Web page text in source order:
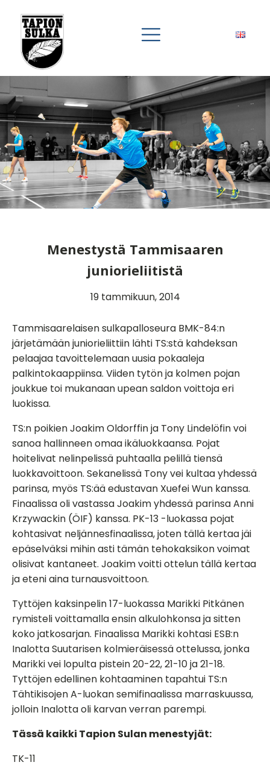
Menestystä Tammisaaren
juniorieliitistä
19 tammikuun, 2014
Tammisaarelaisen sulkapalloseura BMK-84:n
järjetämään juniorieliittiin lähti TS:stä kahdeksan
pelaajaa tavoittelemaan uusia pokaaleja
palkintokaappiinsa. Viiden tytön ja kolmen pojan
joukkue toi mukanaan upean saldon voittoja eri
luokissa.
TS:n poikien Joakim Oldorffin ja Tony Lindelöfin voi
sanoa hallinneen omaa ikäluokkaansa. Pojat
hoitelivat nelinpelissä puhtaalla pelillä tiensä
luokkavoittoon. Sekanelissä Tony vei kultaa yhdessä
parinsa, myös TS:ää edustavan Xuefei Wun kanssa.
Finaalissa oli vastassa Joakim yhdessä parinsa Anni
Krzywackin (ÖIF) kanssa. PK-13 -luokassa pojat
kohtasivat neljännesfinaalissa, joten tällä kertaa jäi
epäselväksi mihin asti tämän tehokaksikon voimat
olisivat kantaneet. Joakim voitti ottelun tällä kertaa
ja eteni aina turnausvoittoon.
Tyttöjen kaksinpelin 17-luokassa Marikki Pitkänen
rymisteli voittamalla ensin alkulohkonsa ja sitten
koko jatkosarjan. Finaalissa Marikki kohtasi ESB:n
Inalotta Suutarisen kolmieräisessä ottelussa, jonka
Marikki vei lopulta pistein20-22,21-10 ja21-18.
Tyttöjen edellinen kohtaaminen tapahtui TS:n
Tähtikisojen A-luokan semifinaalissa marraskuussa,
jolloin Inalotta oli karvan verran parempi.
Tässä kaikki Tapion Sulan menestyjät:
TK-11